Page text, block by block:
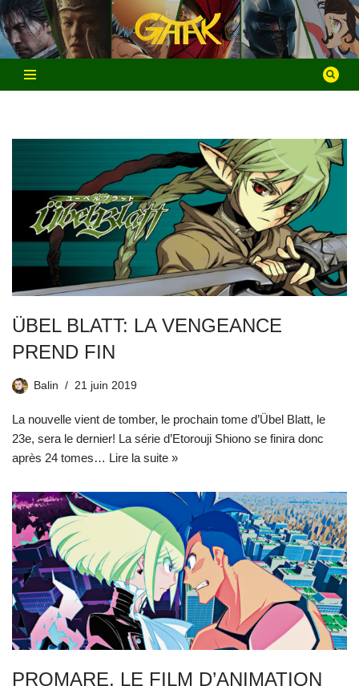
Aller
au
contenu
ÜBEL BLATT: LA VENGEANCE
PREND FIN
Balin 21 juin 2019
La nouvelle vient de tomber, le prochain tome d’Übel Blatt, le
23e, sera le dernier! La série d’Etorouji Shiono se finira donc
après 24 tomes… Lire la suite »
PROMARE, LE FILM D’ANIMATION